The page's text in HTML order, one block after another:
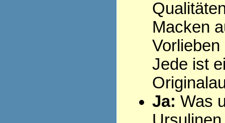
Macken
Vorlieben
Jede ist
Ja: Was